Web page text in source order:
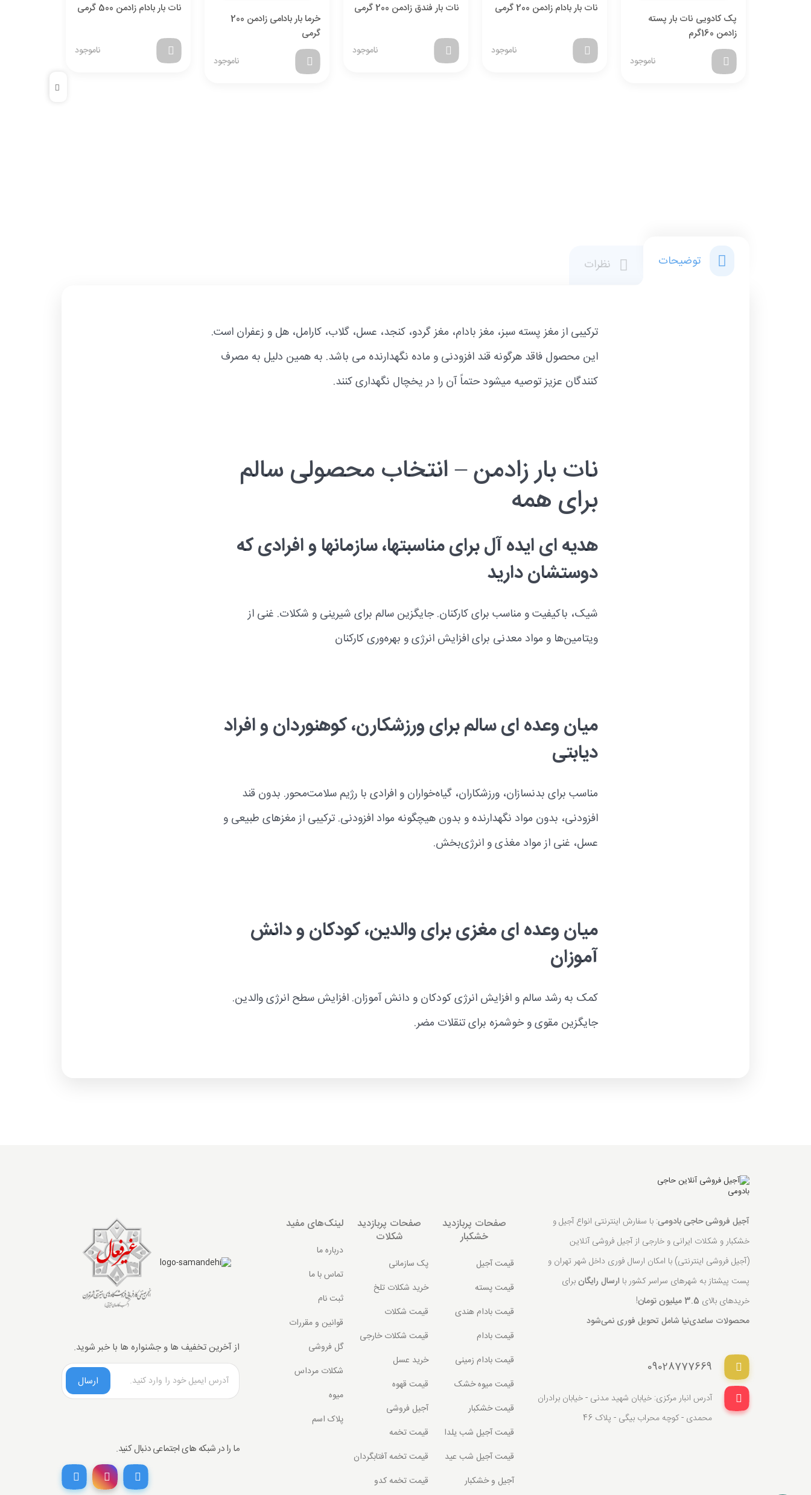
پک کادویی نات بار پسته
زادمن 160گرم
ناموجود
نات بار بادام زادمن 200 گرمی
ناموجود
نات بار فندق زادمن 200 گرمی
ناموجود
خرما بار بادامی زادمن 200
گرمی
ناموجود
نات بار بادام زادمن 500 گرمی
ناموجود
توضیحات نظرات
ترکیبی از مغز پسته سبز، مغز بادام، مغز گردو، کنجد، عسل، گلاب، کارامل، هل و زعفران است.
این محصول فاقد هرگونه قند افزودنی و ماده نگهدارنده می باشد. به همین دلیل به مصرف
کنندگان عزیز توصیه میشود حتماً آن را در یخچال نگهداری کنند.
نات بار زادمن – انتخاب محصولی سالم
برای همه
هدیه ای ایده آل برای مناسبتها، سازمانها و افرادی که
دوستشان دارید
شیک، باکیفیت و مناسب برای کارکنان. جایگزین سالم برای شیرینی و شکلات. غنی از
ویتامین‌ها و مواد معدنی برای افزایش انرژی و بهره‌وری کارکنان
میان وعده ای سالم برای ورزشکارن، کوهنوردان و افراد
دیابتی
مناسب برای بدنسازان، ورزشکاران، گیاه‌خواران و افرادی با رژیم سلامت‌محور. بدون قند
افزودنی، بدون مواد نگهدارنده و بدون هیچگونه مواد افزودنی. ترکیبی از مغزهای طبیعی و
عسل، غنی از مواد مغذی و انرژی‌بخش.
میان وعده ای مغزی برای والدین، کودکان و دانش
آموزان
کمک به رشد سالم و افزایش انرژی کودکان و دانش آموزان. افزایش سطح انرژی والدین.
جایگزین مقوی و خوشمزه برای تنقلات مضر.
آجیل فروشی حاجی بادومی: با سفارش اینترنتی انواع آجیل و
خشکبار و شکلات ایرانی و خارجی از آجیل فروشی آنلاین
(آجیل فروشی اینترنتی) با امکان ارسال فوری داخل شهر تهران و
پست پیشتاز به شهرهای سراسر کشور با ارسال رایگانبرای
خریدهای بالای 3.5 میلیون تومان
!
محصولات ساعدی‌نیا شامل تحویل فوری نمی‌شود
09028777669
آدرس انبار مرکزی: خیابان شهید مدنی - خیابان برادران
محمدی - کوچه محراب بیگی - پلاک 46
صفحات پربازدید
خشکبار
قیمت آجیل
قیمت پسته
قیمت بادام هندی
قیمت بادام
قیمت بادام زمینی
قیمت میوه خشک
قیمت خشکبار
قیمت آجیل شب یلدا
قیمت آجیل شب عید
آجیل و خشکبار
صفحات پربازدید
شکلات
پک سازمانی
خرید شکلات تلخ
قیمت شکلات
قیمت شکلات خارجی
خرید عسل
قیمت قهوه
آجیل فروشی
قیمت تخمه
قیمت تخمه آفتابگردان
قیمت تخمه کدو
لینک‌های مفید
درباره ما
تماس با ما
ثبت نام
قوانین و مقررات
گل فروشی
شکلات مرداس
میوه
پلاک اسم
از آخرین تخفیف ها و جشنواره ها با خبر شوید.
ارسال
ما را در شبکه های اجتماعی دنبال کنید.